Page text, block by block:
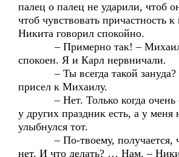
палец о палец не ударили, чтоб
чтоб чувствовать причастность
Никита говорил спокойно.
– Примерно так! – Михаил
спокоен. Я и Карл нервничали.
– Ты всегда такой зануда?
присел к Михаилу.
– Нет. Только когда очень
у других праздник есть, а у меня
улыбнулся тот.
– По-твоему, получается,
нет. И что делать? … Нам, –